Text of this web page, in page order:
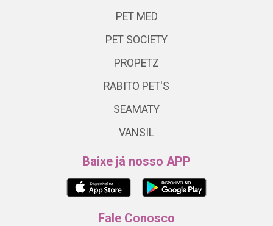
PET MED
PET SOCIETY
PROPETZ
RABITO PET'S
SEAMATY
VANSIL
Baixe já nosso APP
Fale Conosco